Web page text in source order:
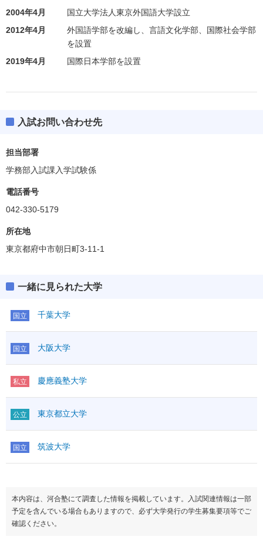
2004年4月
国立大学法人東京外国語大学設立
2012年4月
外国語学部を改編し、言語文化学部、国際社会学部
を設置
2019年4月
国際日本学部を設置
入試お問い合わせ先
担当部署
学務部入試課入学試験係
電話番号
042-330-5179
所在地
東京都府中市朝日町3-11-1
一緒に見られた大学
国立 千葉大学
国立 大阪大学
私立 慶應義塾大学
公立 東京都立大学
国立 筑波大学
本内容は、河合塾にて調査した情報を掲載しています。入試関連情報は一部
予定を含んでいる場合もありますので、必ず大学発行の学生募集要項等でご
確認ください。